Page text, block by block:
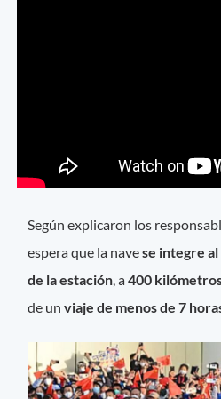
Según explicaron los
espera que la navese integre
de la estación , a400
de unviaje de menos de 7